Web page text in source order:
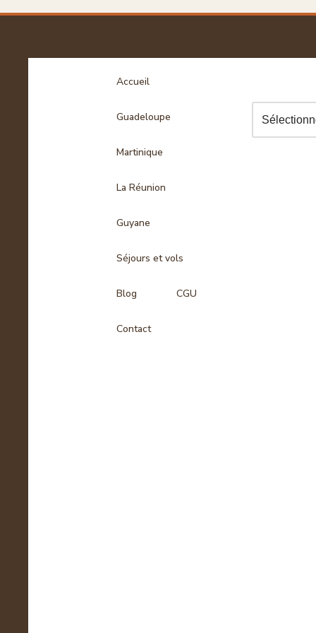
Accueil
Guadeloupe
Martinique
La Réunion
Guyane
Séjours et vols
Blog CGU
Contact